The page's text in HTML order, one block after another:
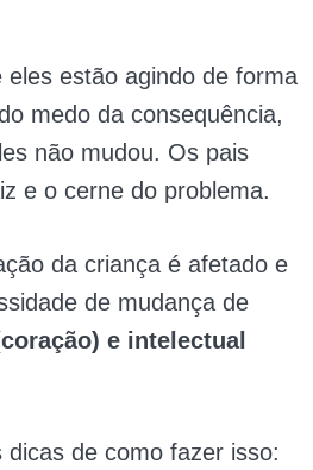
estão agindo de forma
medo da consequência,
não mudou. Os pais
e o cerne do problema.
da criança é afetado e
de mudança de
e intelectual
de como fazer isso: